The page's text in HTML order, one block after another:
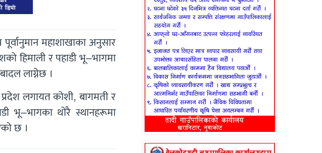
महाशाखाका अनुसार
हिमाली र पहाडी भू–भागमा
लाग्नेछ ।
लगायत कोशी, बागमती र
भू–भागका थोरै स्थानहरूमा
छ ।